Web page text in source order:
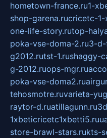
hometown-france.ru1-
shop-garena.rucricetc-1-
one-life-story.rutop-
poka-vse-doma-2.ru3-d-
g2012.rutst-1.rushaggy-
g-2012.ruops-mgr.ru
poka-vse-doma2.ru
tehosmotre.ruvarieta-
raytor-d.ruatillagunn.ru
1xbeticricetc1xbetti5.ru
store-brawl-stars.rukts-